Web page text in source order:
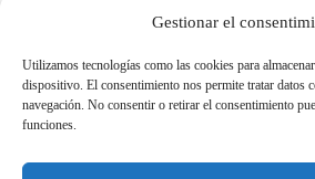
Gestionar el
Utilizamos tecnologías como las cookies para
dispositivo. El consentimiento nos permite tratar datos
navegación. No consentir o retirar el consentimiento
funciones.
Marcas relacionadas